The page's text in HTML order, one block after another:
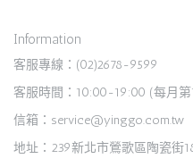
Information
客服專線：(02)2678-9599
客服時間：10:00-19:00 (每月
信箱：service@yinggo.com.tw
地址：239新北市鶯歌區陶瓷街